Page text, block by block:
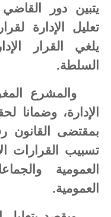
يتبين دور
تعليل الإدارة
يلغي القرار
السلطة.
والمشرع
الإدارة، وضمانا
تسبيب القرارات
العمومية
العمومية.